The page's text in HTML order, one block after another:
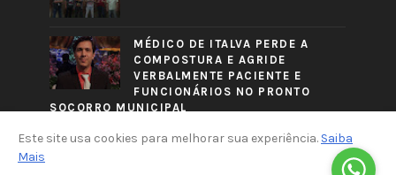
MÉDICO DE ITALVA PERDE A
COMPOSTURA E AGRIDE
VERBALMENTE PACIENTE E
FUNCIONÁRIOS NO PRONTO
SOCORRO MUNICIPAL
Este site usa cookies para melhorar sua experiência. Saiba
Mais